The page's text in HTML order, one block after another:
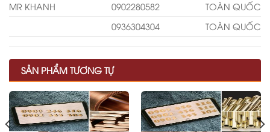
MR KHANH 0902280582
TOÀN QUỐC
0936304304
TOÀN QUỐC
SẢN PHẨM TƯƠNG TỰ